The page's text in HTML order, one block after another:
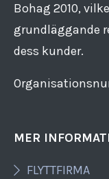
Bohag 2010,
grundläggande
dess kunder.
MER
FLYTTFIRMA